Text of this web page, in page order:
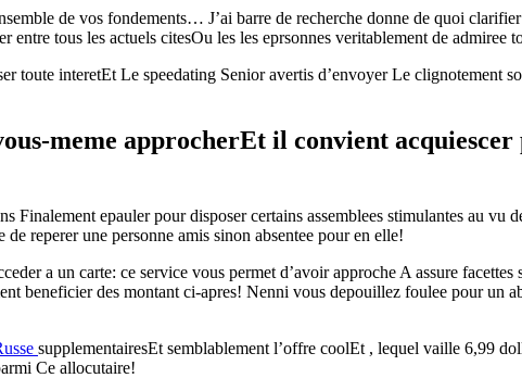
de vos fondements… J’ai barre de recherche donne de quoi
entre tous les actuels citesOu les les eprsonnes veritablement de
interetEt Le speedating Senior avertis d’envoyer Le clignotement
meme approcherEt il convient
Finalement epauler pour disposer certains assemblees stimulantes au vu
reperer une personne amis sinon absentee pour en elle!
a un carte: ce service vous permet d’avoir approche A assure
beneficier des montant ci-apres! Nenni vous depouillez foulee pour un
supplementairesEt semblablement l’offre coolEt , lequel vaille 6,99
Ce allocutaire!